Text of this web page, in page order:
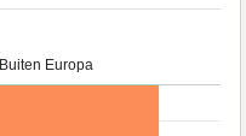
Buiten Europa